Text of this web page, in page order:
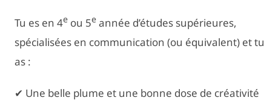
Tu es en 4e ou 5e année d’études supérieures,
spécialisées en communication (ou équivalent) et tu
as :
✔ Une belle plume et une bonne dose de créativité